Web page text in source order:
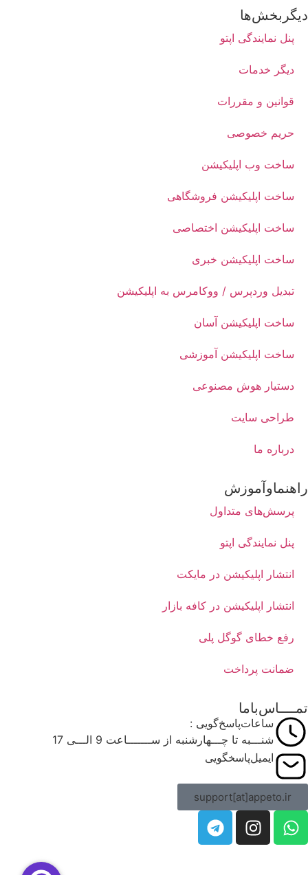
دیگربخش‌ها
پنل نمایندگی اپتو
دیگر خدمات
قوانین و مقررات
حریم خصوصی
ساخت وب اپلیکیشن
ساخت اپلیکیشن فروشگاهی
ساخت اپلیکیشن اختصاصی
ساخت اپلیکیشن خبری
تبدیل وردپرس / ووکامرس به اپلیکیشن
ساخت اپلیکیشن آسان
ساخت اپلیکیشن آموزشی
دستیار هوش مصنوعی
طراحی سایت
درباره ما
راهنماوآموزش
پرسش‌های متداول
پنل نمایندگی اپتو
انتشار اپلیکیشن در مایکت
انتشار اپلیکیشن در کافه بازار
رفع خطای گوگل پلی
ضمانت پرداخت
تمــــاس‌باما
ساعات‌پاسخ‌گویی :
شنـــبه تا چـــهارشنبه از ســـــــاعت 9 الـــی 17
ایمیل‌پاسخگویی
support[at]appeto.ir